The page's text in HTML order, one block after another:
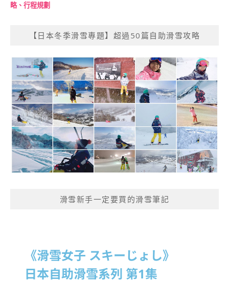
略、行程規劃
【日本冬季滑雪專題】超過50篇自助滑雪攻略
滑雪新手一定要買的滑雪筆記